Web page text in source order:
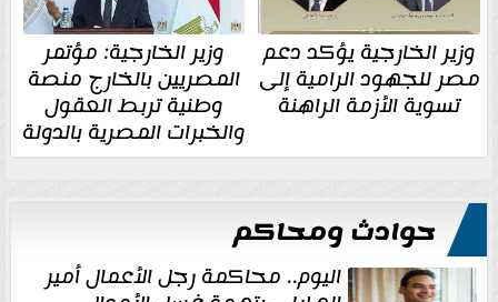
وزير الخارجية يؤكد دعم
مصر للجهود الرامية إلى
تسوية الأزمة الراهنة
وزير الخارجية: مؤتمر
المصريين بالخارج منصة
وطنية تربط العقول
والخبرات المصرية بالدولة
حوادث ومحاكم
اليوم.. محاكمة رجل الأعمال أمير